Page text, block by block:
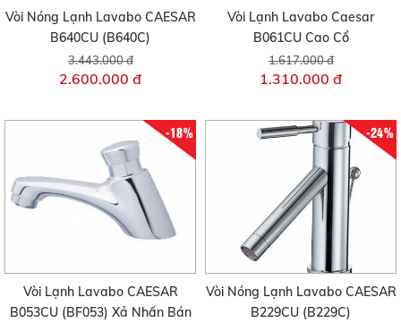
Vòi Nóng Lạnh Lavabo CAESAR
B640CU (B640C)
3.443.000 đ
2.600.000 đ
Vòi Lạnh Lavabo Caesar
B061CU Cao Cổ
1.617.000 đ
1.310.000 đ
-18%
Vòi Lạnh Lavabo CAESAR
B053CU (BF053) Xả Nhấn Bán
-24%
Vòi Nóng Lạnh Lavabo CAESAR
B229CU (B229C)